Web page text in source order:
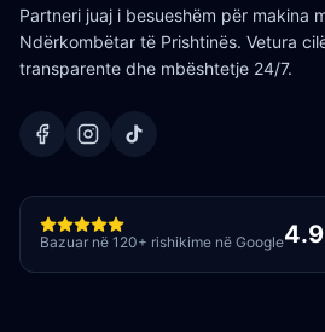
Partneri juaj i besueshëm për makina
Ndërkombëtar të Prishtinës. Vetura
transparente dhe mbështetje 24/7.
Bazuar në 120+ rishikime në Google4.9